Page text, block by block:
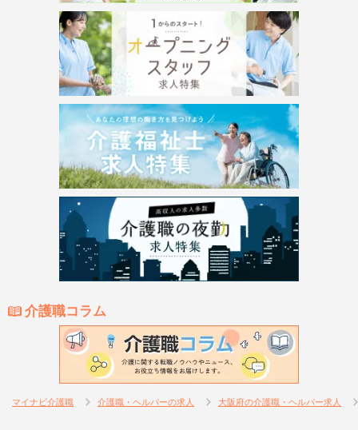
介護職コラム
マイナビ介護職 介護職・ヘルパーの求人 大阪府の介護職・ヘルパー求人